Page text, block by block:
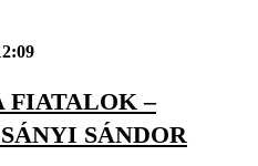
FIATALOK –
SÁNDOR